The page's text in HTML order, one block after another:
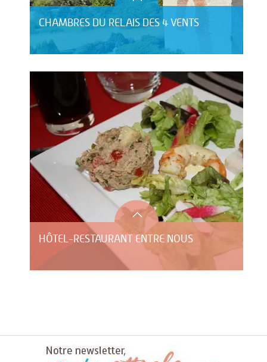
CHAMBRES DU RELAIS DES 4 VENTS
HÔTEL-RESTAURANT ENTRE NOUS